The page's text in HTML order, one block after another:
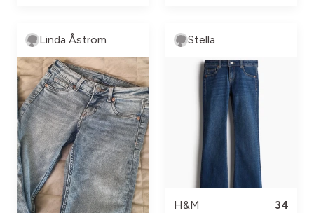
Linda Åström Stella
H&M
34